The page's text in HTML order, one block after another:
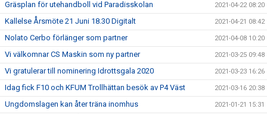
Gräsplan för utehandboll vid Paradisskolan 2021-04-22 08:20
Kallelse Årsmöte 21 Juni 18.30 Digitalt 2021-04-21 08:42
Nolato Cerbo förlänger som partner 2021-04-08 10:20
Vi välkomnar CS Maskin som ny partner 2021-03-25 09:48
Vi gratulerar till nominering Idrottsgala 2020 2021-03-23 16:26
Idag fick F10 och KFUM Trollhättan besök av P4 Väst 2021-03-16 20:38
Ungdomslagen kan åter träna inomhus 2021-01-21 15:31